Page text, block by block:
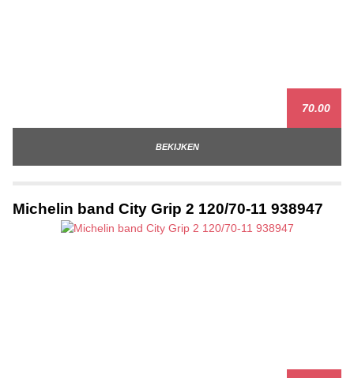
70.00
BEKIJKEN
Michelin band City Grip 2 120/70-11 938947